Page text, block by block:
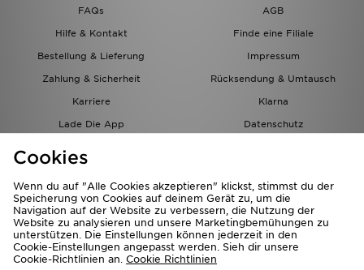
FAQs
AGB
Hilfe & Kontakt
Finde eine Filiale
Bestellung & Lieferung
Impressum
Zahlung & Sicherheit
Rücksendung & Umtausch
Karriere
Klarna
Lade Die App
Datenschutz
Cookies
Wenn du auf "Alle Cookies akzeptieren" klickst, stimmst du der
Speicherung von Cookies auf deinem Gerät zu, um die
Navigation auf der Website zu verbessern, die Nutzung der
Website zu analysieren und unsere Marketingbemühungen zu
unterstützen. Die Einstellungen können jederzeit in den
Cookie-Einstellungen angepasst werden. Sieh dir unsere
Cookie-Richtlinien an. Cookie Richtlinien